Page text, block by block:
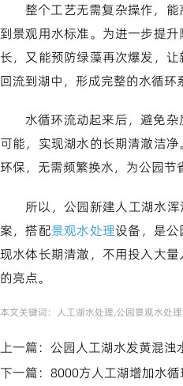
整个工艺无需复杂操作，
到景观用水标准。为进一步提
长，又能预防绿藻再次爆发，
回流到湖中，形成完整的水循环
水循环流动起来后，避免
可能，实现湖水的长期清澈洁
环保，无需频繁换水，为公园节
所以，公园新建人工湖水
案，搭配景观水处理设备，是
现水体长期清澈，不用投入大
的亮点。
本文关键词： 人工湖水处理,公园景观水处理
上一篇： 公园人工湖水发黄混浊
下一篇： 8000方人工湖增加水